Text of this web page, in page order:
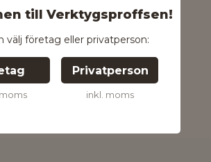
till Verktygsproffsen!
välj företag eller privatperson:
Privatperson
inkl. moms